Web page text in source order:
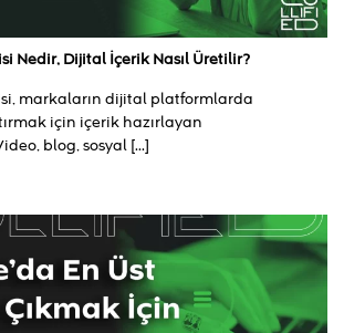
Nedir, Dijital İçerik Nasıl Üretilir?
markaların dijital platformlarda
için içerik hazırlayan
blog, sosyal [...]